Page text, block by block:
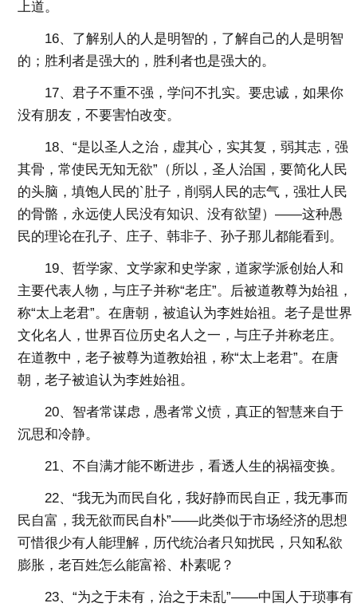
上道。
16、了解别人的人是明智的，了解自己的人是明智
的；胜利者是强大的，胜利者也是强大的。
17、君子不重不强，学问不扎实。要忠诚，如果你
没有朋友，不要害怕改变。
18、“是以圣人之治，虚其心，实其复，弱其志，强
其骨，常使民无知无欲”（所以，圣人治国，要简化人民
的头脑，填饱人民的`肚子，削弱人民的志气，强壮人民
的骨骼，永远使人民没有知识、没有欲望）——这种愚
民的理论在孔子、庄子、韩非子、孙子那儿都能看到。
19、哲学家、文学家和史学家，道家学派创始人和
主要代表人物，与庄子并称“老庄”。后被道教尊为始祖，
称“太上老君”。在唐朝，被追认为李姓始祖。老子是世界
文化名人，世界百位历史名人之一，与庄子并称老庄。
在道教中，老子被尊为道教始祖，称“太上老君”。在唐
朝，老子被追认为李姓始祖。
20、智者常谋虑，愚者常义愤，真正的智慧来自于
沉思和冷静。
21、不自满才能不断进步，看透人生的祸福变换。
22、“我无为而民自化，我好静而民自正，我无事而
民自富，我无欲而民自朴”——此类似于市场经济的思想
可惜很少有人能理解，历代统治者只知扰民，只知私欲
膨胀，老百姓怎么能富裕、朴素呢？
23、“为之于未有，治之于未乱”——中国人于琐事有